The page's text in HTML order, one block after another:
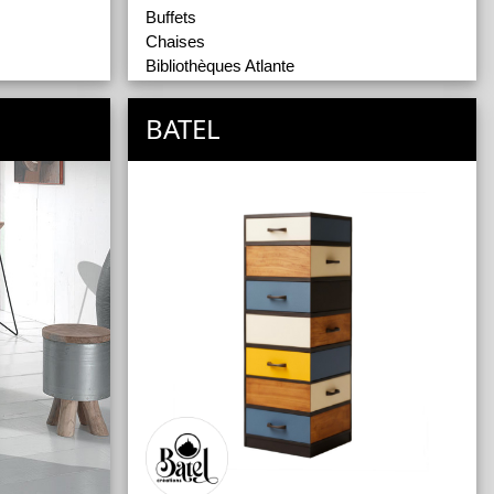
Buffets
Chaises
Bibliothèques Atlante
Bibliothèques Raise
Eléments composables Logica Plus
Eléments composables Time
Tables Basses
BATEL